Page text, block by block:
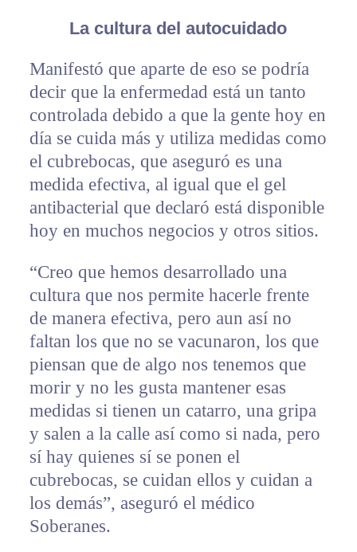
La cultura del autocuidado
Manifestó que aparte de eso se podría
decir que la enfermedad está un tanto
controlada debido a que la gente hoy en
día se cuida más y utiliza medidas como
el cubrebocas, que aseguró es una
medida efectiva, al igual que el gel
antibacterial que declaró está disponible
hoy en muchos negocios y otros sitios.
“Creo que hemos desarrollado una
cultura que nos permite hacerle frente
de manera efectiva, pero aun así no
faltan los que no se vacunaron, los que
piensan que de algo nos tenemos que
morir y no les gusta mantener esas
medidas si tienen un catarro, una gripa
y salen a la calle así como si nada, pero
sí hay quienes sí se ponen el
cubrebocas, se cuidan ellos y cuidan a
los demás”, aseguró el médico
Soberanes.